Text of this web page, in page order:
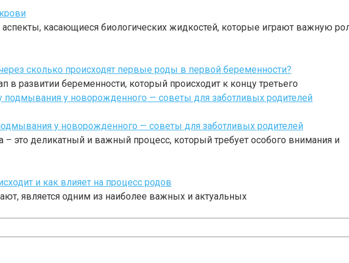
касающиеся биологических жидкостей, которые играют важную
сколько происходят первые роды в первой беременности?
в развитии беременности, который происходит к концу третьего
у новорожденного — советы для заботливых родителей
это деликатный и важный процесс, который требует особого внимания и
и как влияет на процесс родов
является одним из наиболее важных и актуальных